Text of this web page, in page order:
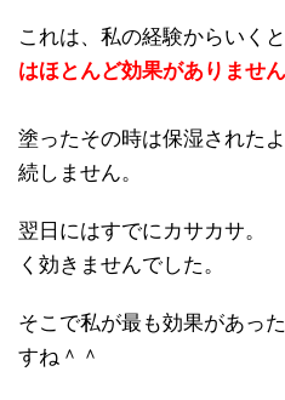
これは、私の経験からいくと
はほとんど効果がありません
塗ったその時は保湿された
続しません。
翌日にはすでにカサカサ。
く効きませんでした。
そこで私が最も効果があっ
すね＾＾